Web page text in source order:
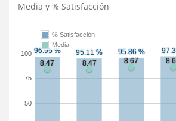
Media y % Satisfacción
50
75
100
% Satisfacción
Media